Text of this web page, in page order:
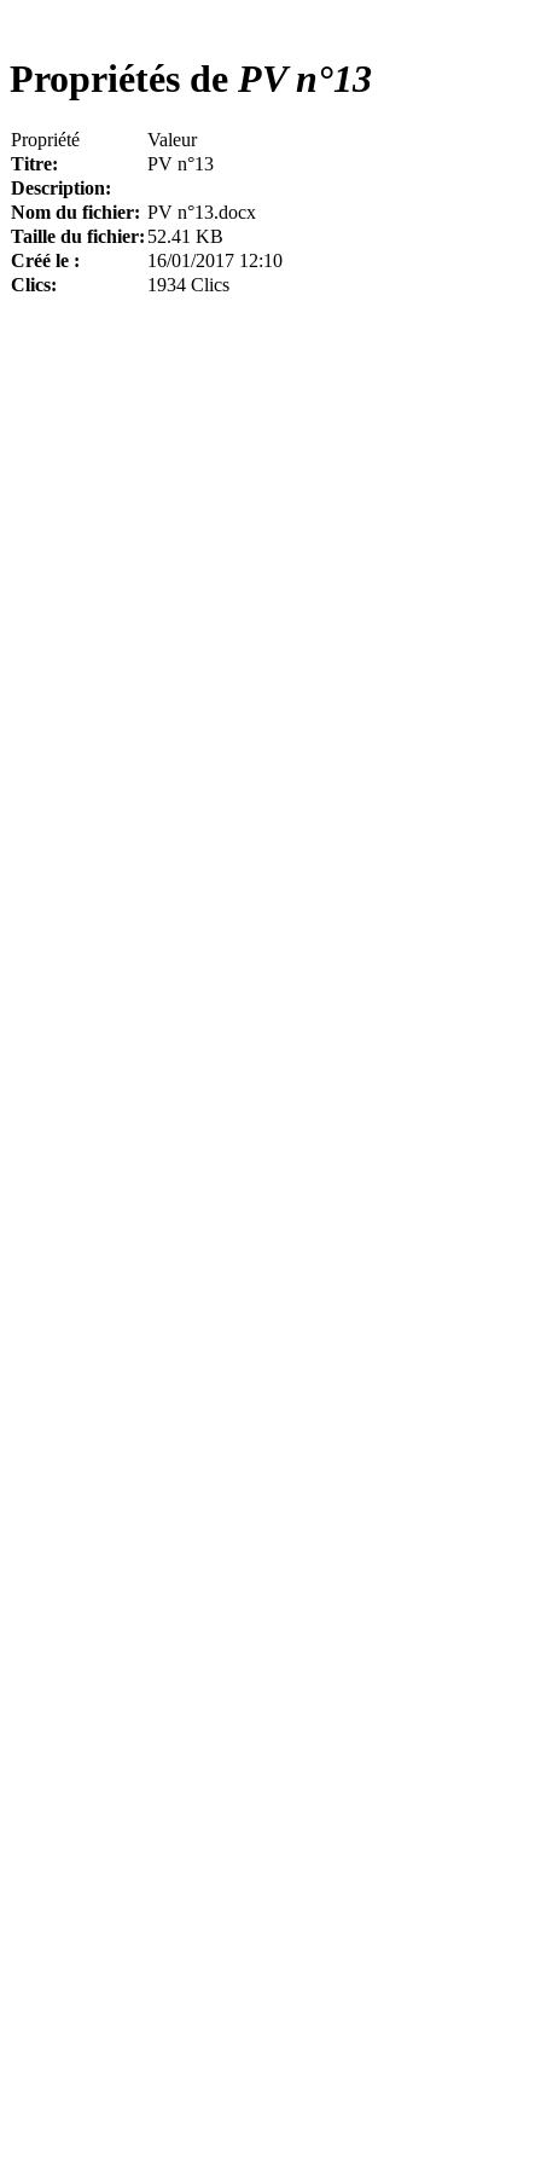
Propriétés de PV n°13
Propriété
Valeur
Titre:
PV n°13
Description:
Nom du fichier: PV n°13.docx
Taille du fichier: 52.41 KB
Créé le :
16/01/2017 12:10
Clics:
1934 Clics